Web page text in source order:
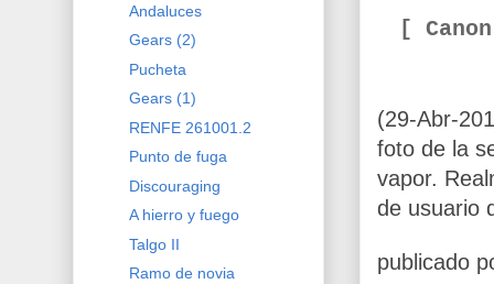
[
(29-Abr-
foto de la
vapor.
de usuario
publicado
Andaluces
Gears (2)
Pucheta
Gears (1)
RENFE 261001.2
Punto de fuga
Discouraging
A hierro y fuego
Talgo II
Ramo de novia